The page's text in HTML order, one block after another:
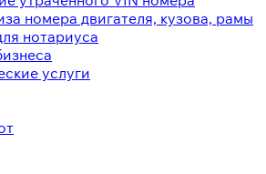
номера двигателя, кузова, рамы
нотариуса
услуги